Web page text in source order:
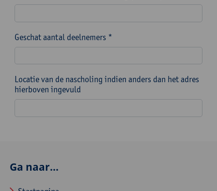
Geschat aantal deelnemers *
Locatie van de nascholing indien anders dan het adres
hierboven ingevuld
Ga naar...